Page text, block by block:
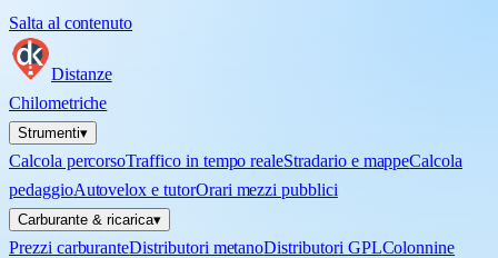
Salta al contenuto
Distanze
Chilometriche
Strumenti▾
Calcola percorsoTraffico in tempo realeStradario e mappeCalcola
pedaggioAutovelox e tutorOrari mezzi pubblici
Carburante & ricarica▾
Prezzi carburanteDistributori metanoDistributori GPLColonnine